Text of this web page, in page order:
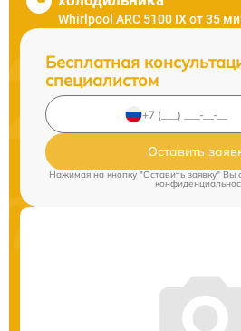
Whirlpool ARC 5100 IX от 35
Бесплатная
специалистом
Оставить
Нажимая на кнопку "Оставить заявку" Вы